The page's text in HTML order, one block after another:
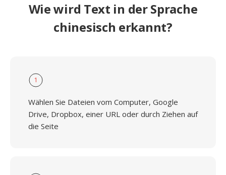
Wie wird Text in der Sprache
chinesisch erkannt?
1
Wählen Sie Dateien vom Computer, Google
Drive, Dropbox, einer URL oder durch Ziehen auf
die Seite